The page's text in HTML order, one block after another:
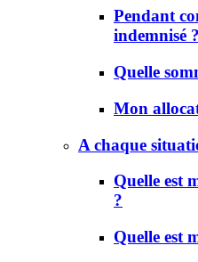
Pendant
indemnisé ?
Quelle
Mon
A chaque
Quelle est
?
Quelle est